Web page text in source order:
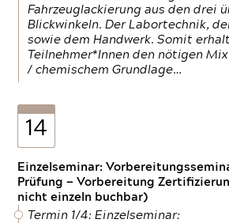
Fahrzeuglackierung aus den drei
Blickwinkeln. Der Labortechnik,
sowie dem Handwerk. Somit
Teilnehmer*Innen den nötigen
/ chemischem Grundlage…
14
Einzelseminar:
Prüfung — Vorbereitung
nicht einzeln buchbar)
Termin 1/4: Einzelseminar: